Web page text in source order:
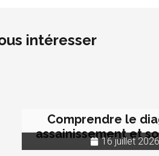
intéresser
Comprendre le
assainissement et
16 juillet 2026